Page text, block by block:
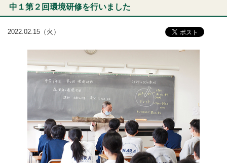
中１第２回環境研修を行いました
2022.02.15（火）